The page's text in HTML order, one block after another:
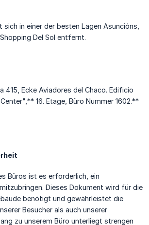
in einer der besten Lagen Asuncións,
Del Sol entfernt.
415, Ecke Aviadores del Chaco. Edificio
16. Etage, Büro Nummer 1602.**
Büros ist es erforderlich, ein
Dieses Dokument wird für die
benötigt und gewährleistet die
Besucher als auch unserer
zu unserem Büro unterliegt strengen